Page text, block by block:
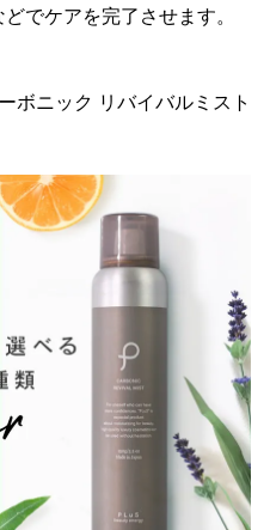
でケアを完了させます。
ボニック リバイバルミスト